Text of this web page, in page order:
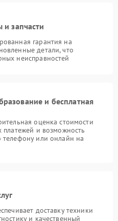
и запчасти
гарантия на
детали, что
неисправностей
и бесплатная
оценка стоимости
платежей и возможность
телефону или онлайн на
доставку техники
и качественный